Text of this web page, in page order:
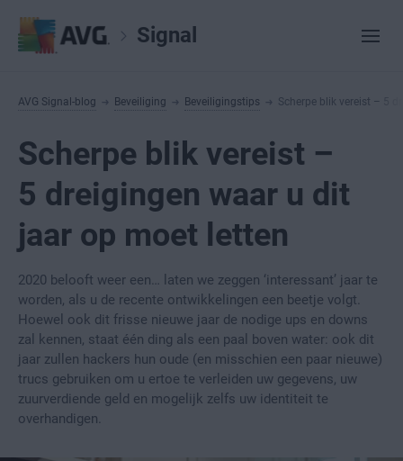
Signal
AVG Signal-blog Beveiliging Beveiligingstips Scherpe blik vereist – 5
Scherpe blik vereist –
5 dreigingen waar u dit
jaar op moet letten
2020 belooft weer een… laten we zeggen ‘interessant’ jaar te
worden, als u de recente ontwikkelingen een beetje volgt.
Hoewel ook dit frisse nieuwe jaar de nodige ups en downs
zal kennen, staat één ding als een paal boven water: ook dit
jaar zullen hackers hun oude (en misschien een paar nieuwe)
trucs gebruiken om u ertoe te verleiden uw gegevens, uw
zuurverdiende geld en mogelijk zelfs uw identiteit te
overhandigen.